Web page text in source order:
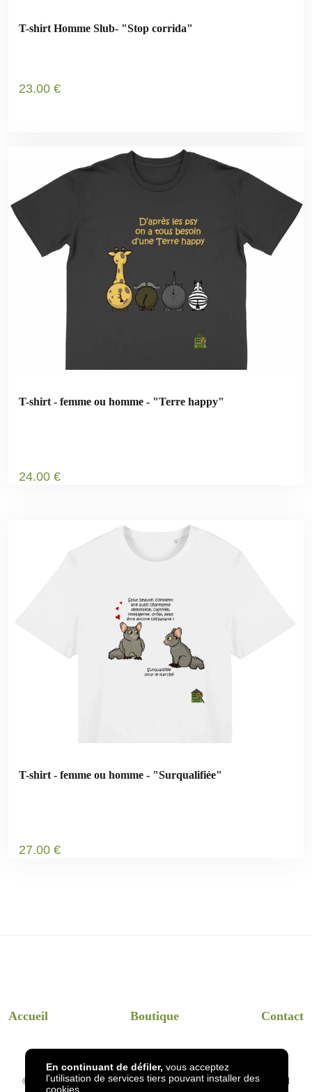
T-shirt Homme Slub- "Stop corrida"
23.00 €
T-shirt - femme ou homme - "Terre happy"
24.00 €
T-shirt - femme ou homme - "Surqualifiée"
27.00 €
Accueil Boutique Contact
© 2026InsectsHotel- Dessins et visuels InsectsHotel en réel
En continuant de défiler, vous acceptez
l'utilisation de services tiers pouvant installer des
cookies